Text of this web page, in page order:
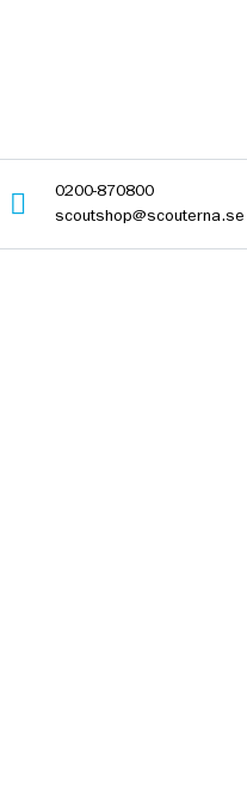
0200-870800
scoutshop@scouterna.se